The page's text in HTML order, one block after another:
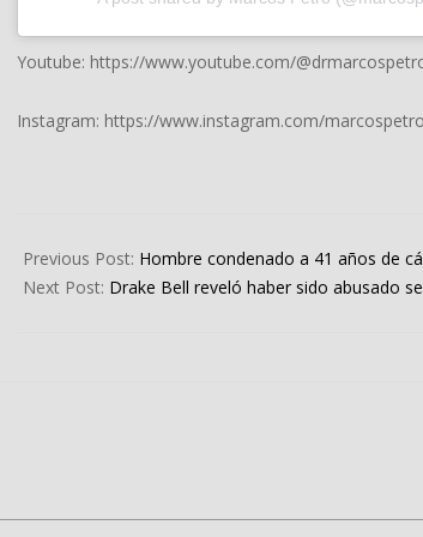
Youtube: https://www.youtube.com/
Instagram: https://www.instagram.com/
03-
06
Previous Post: Hombre condenado a 41 años de
Next Post: Drake Bell reveló haber sido abusado